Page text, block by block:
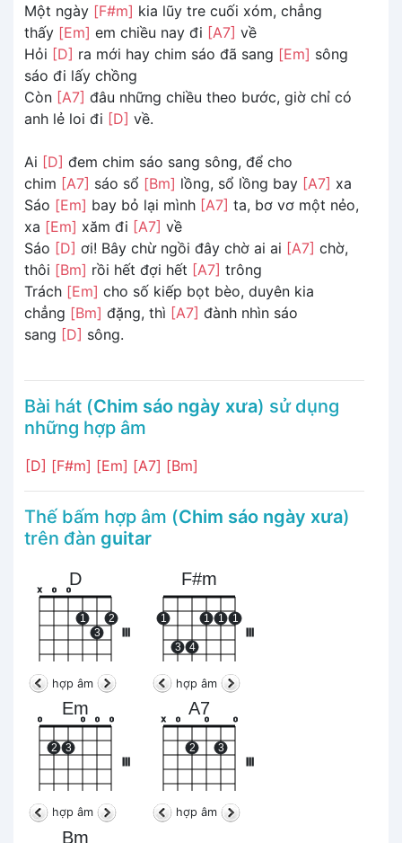
Một ngày [F#m] kia lũy tre cuối xóm, chẳng
thấy [Em] em chiều nay đi [A7] về
Hỏi [D] ra mới hay chim sáo đã sang [Em] sông
sáo đi lấy chồng
Còn [A7] đâu những chiều theo bước, giờ chỉ có
anh lẻ loi đi [D] về.
Ai [D] đem chim sáo sang sông, để cho
chim [A7] sáo sổ [Bm] lồng, sổ lồng bay [A7] xa
Sáo [Em] bay bỏ lại mình [A7] ta, bơ vơ một nẻo,
xa [Em] xăm đi [A7] về
Sáo [D] ơi! Bây chừ ngồi đây chờ ai ai [A7] chờ,
thôi [Bm] rồi hết đợi hết [A7] trông
Trách [Em] cho số kiếp bọt bèo, duyên kia
chẳng [Bm] đặng, thì [A7] đành nhìn sáo
sang [D] sông.
Bài hát (Chim sáo ngày xưa) sử dụng
những hợp âm
[D] [F#m] [Em] [A7] [Bm]
Thế bấm hợp âm (Chim sáo ngày xưa)
trên đàn guitar
D
x o o
1
3
2
hợp âm
F#m
1
3 4
1 1 1
hợp âm
Em
III
o
2 3
o o o
hợp âm
A7
x o
2
o
3
o
hợp âm
Bm